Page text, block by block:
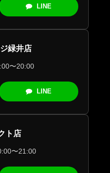
LINE
緑井店
〜20:00
LINE
ト店
〜21:00